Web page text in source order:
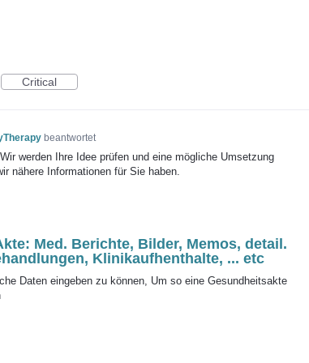
Critical
beantwortet
werden Ihre Idee prüfen und eine mögliche Umsetzung
nähere Informationen für Sie haben.
Med. Berichte, Bilder, Memos, detail.
Klinikaufhenthalte, ... etc
Daten eingeben zu können, Um so eine Gesundheitsakte